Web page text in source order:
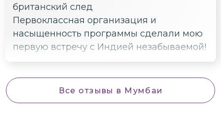
британский след
Первоклассная организация и
насыщенность программы сделали мою
первую встречу с Индией незабываемой!
Все отзывы в Мумбаи